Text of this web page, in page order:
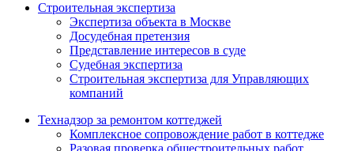
Строительная экспертиза
Экспертиза объекта в Москве
Досудебная претензия
Представление интересов в суде
Судебная экспертиза
Строительная экспертиза для Управляющих
компаний
Технадзор за ремонтом коттеджей
Комплексное сопровождение работ в коттедже